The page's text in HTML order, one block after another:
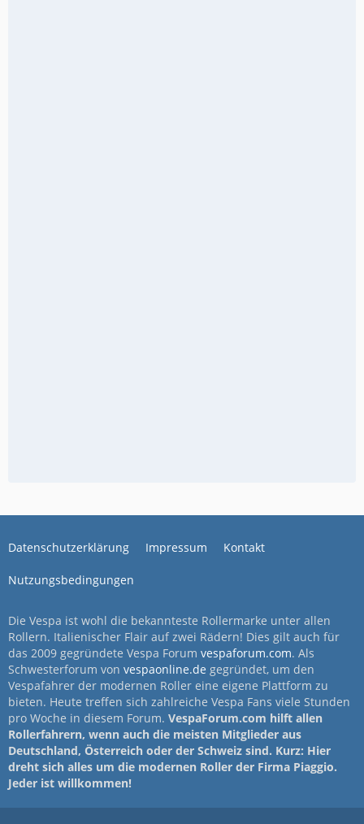
Datenschutzerklärung Impressum Kontakt
Nutzungsbedingungen
Die Vespa ist wohl die bekannteste Rollermarke unter allen
Rollern. Italienischer Flair auf zwei Rädern! Dies gilt auch für
das 2009 gegründete Vespa Forum vespaforum.com. Als
Schwesterforum von vespaonline.de gegründet, um den
Vespafahrer der modernen Roller eine eigene Plattform zu
bieten. Heute treffen sich zahlreiche Vespa Fans viele Stunden
pro Woche in diesem Forum. VespaForum.com hilft allen
Rollerfahrern, wenn auch die meisten Mitglieder aus
Deutschland, Österreich oder der Schweiz sind. Kurz: Hier
dreht sich alles um die modernen Roller der Firma Piaggio.
Jeder ist willkommen!